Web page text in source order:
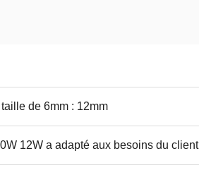
taille de 6mm : 12mm
12W a adapté aux besoins du client